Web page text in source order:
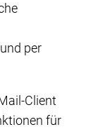
per
Client
für